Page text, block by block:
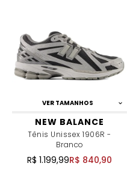
VER TAMANHOS
NEW BALANCE
Tênis Unissex 1906R -
Branco
R$ 1.199,99R$ 840,90